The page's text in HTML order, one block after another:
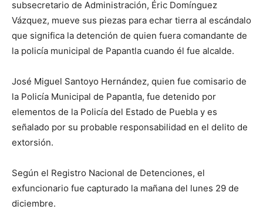
subsecretario de Administración, Éric Domínguez
Vázquez, mueve sus piezas para echar tierra al escándalo
que significa la detención de quien fuera comandante de
la policía municipal de Papantla cuando él fue alcalde.
José Miguel Santoyo Hernández, quien fue comisario de
la Policía Municipal de Papantla, fue detenido por
elementos de la Policía del Estado de Puebla y es
señalado por su probable responsabilidad en el delito de
extorsión.
Según el Registro Nacional de Detenciones, el
exfuncionario fue capturado la mañana del lunes 29 de
diciembre.